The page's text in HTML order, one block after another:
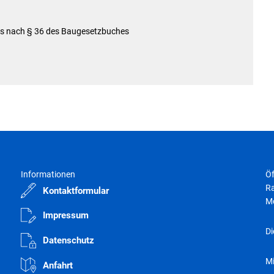
nach § 36 des Baugesetzbuches
Informationen
Kontaktformular
Impressum
Datenschutz
Anfahrt